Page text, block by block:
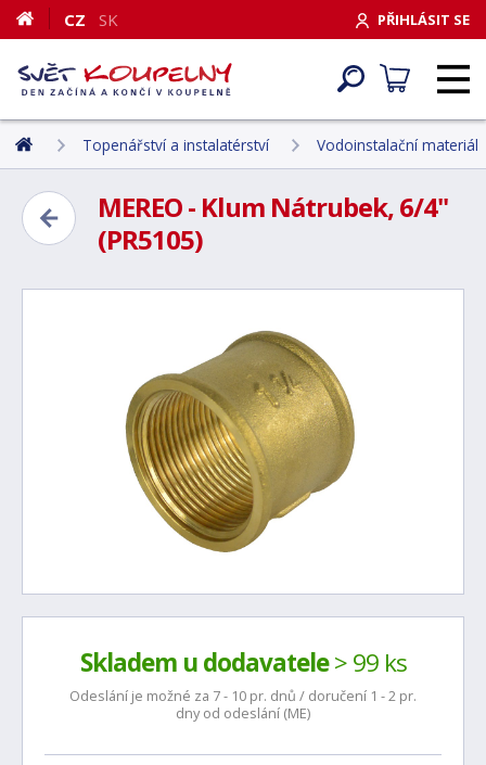
PŘIHLÁSIT SE
CZ SK
Topenářství a instalatérství Vodoinstalační materiál
MEREO - Klum Nátrubek, 6/4"
(PR5105)
Skladem u dodavatele> 99 ks
Odeslání je možné za 7 - 10 pr. dnů / doručení 1 - 2 pr.
dny od odeslání (ME)